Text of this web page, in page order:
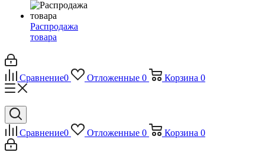
Распродажа
товара
Сравнение0 Отложенные 0 Корзина 0
Сравнение0 Отложенные 0 Корзина 0